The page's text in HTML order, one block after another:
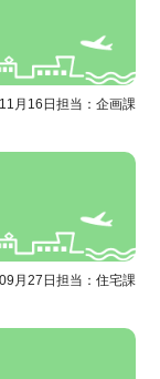
月16日 担当：企画課
月27日 担当：住宅課